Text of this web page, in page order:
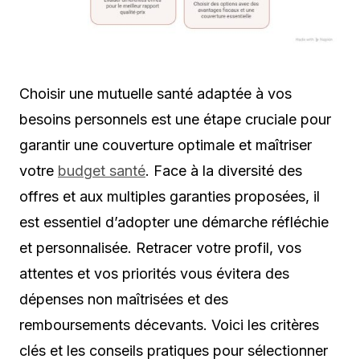
Choisir une mutuelle santé adaptée à vos
besoins personnels est une étape cruciale pour
garantir une couverture optimale et maîtriser
votre budget santé. Face à la diversité des
offres et aux multiples garanties proposées, il
est essentiel d’adopter une démarche réfléchie
et personnalisée. Retracer votre profil, vos
attentes et vos priorités vous évitera des
dépenses non maîtrisées et des
remboursements décevants. Voici les critères
clés et les conseils pratiques pour sélectionner